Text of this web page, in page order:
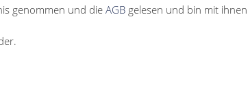
genommen und dieAGB gelesen und bin mit